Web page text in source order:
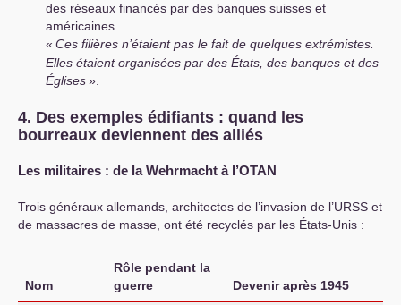
des réseaux financés par des banques suisses et
américaines.
« Ces filières n’étaient pas le fait de quelques extrémistes.
Elles étaient organisées par des États, des banques et des
Églises».
4. Des exemples édifiants : quand les
bourreaux deviennent des alliés
Les militaires : de la Wehrmacht à l’OTAN
Trois généraux allemands, architectes de l’invasion de l’URSS et
de massacres de masse, ont été recyclés par les États-Unis :
Nom
Rôle pendant la
guerre
Devenir après 1945